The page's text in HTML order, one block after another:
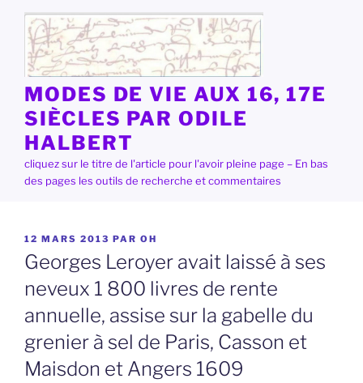
contenu
principal
MODES DE VIE AUX 16, 17E
SIÈCLES PAR ODILE
HALBERT
cliquez sur le titre de l'article pour l'avoir pleine page – En bas
des pages les outils de recherche et commentaires
PUBLIÉ
LE
12 MARS 2013 PAR OH
Georges Leroyer avait laissé à ses
neveux 1 800 livres de rente
annuelle, assise sur la gabelle du
grenier à sel de Paris, Casson et
Maisdon et Angers 1609